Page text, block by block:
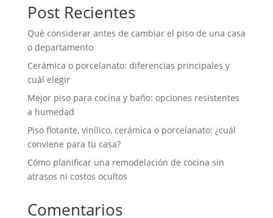
Post Recientes
Qué considerar antes de cambiar el piso de una casa
o departamento
Cerámica o porcelanato: diferencias principales y
cuál elegir
Mejor piso para cocina y baño: opciones resistentes
a humedad
Piso flotante, vinílico, cerámica o porcelanato: ¿cuál
conviene para tu casa?
Cómo planificar una remodelación de cocina sin
atrasos ni costos ocultos
Comentarios